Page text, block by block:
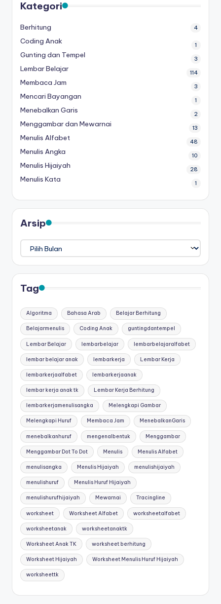
Kategori
Berhitung 4
Coding Anak 1
Gunting dan Tempel 3
Lembar Belajar 114
Membaca Jam 3
Mencari Bayangan 1
Menebalkan Garis 2
Menggambar dan Mewarnai 13
Menulis Alfabet 48
Menulis Angka 10
Menulis Hijaiyah 28
Menulis Kata 1
Arsip
Arsip
Tag
Algoritma Bahasa Arab Belajar Berhitung
Belajarmenulis Coding Anak guntingdantempel
Lembar Belajar lembarbelajar lembarbelajaralfabet
lembar belajar anak lembarkerja Lembar Kerja
lembarkerjaalfabet lembarkerjaanak
lembar kerja anak tk Lembar Kerja Berhitung
lembarkerjamenulisangka Melengkapi Gambar
Melengkapi Huruf Membaca Jam MenebalkanGaris
menebalkanhuruf mengenalbentuk Menggambar
Menggambar Dot To Dot Menulis Menulis Alfabet
menulisangka Menulis Hijaiyah menulishijaiyah
menulishuruf Menulis Huruf Hijaiyah
menulishurufhijaiyah Mewarnai Tracingline
worksheet Worksheet Alfabet worksheetalfabet
worksheetanak worksheetanaktk
Worksheet Anak TK worksheet berhitung
Worksheet Hijaiyah Worksheet Menulis Huruf Hijaiyah
worksheettk